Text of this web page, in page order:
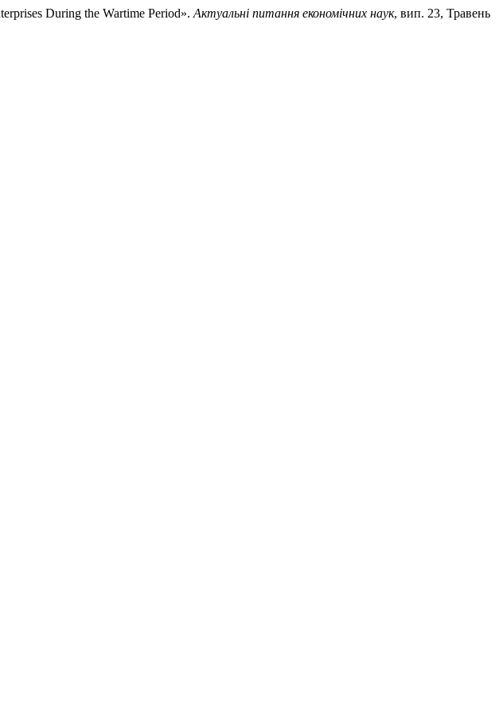
During the Wartime Period». Актуальні питання економічних наук, вип. 23, Травень